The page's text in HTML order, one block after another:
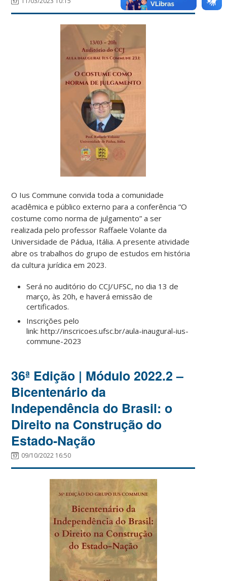
O Ius Commune convida toda a comunidade
acadêmica e público externo para a conferência “O
costume como norma de julgamento” a ser
realizada pelo professor Raffaele Volante da
Universidade de Pádua, Itália. A presente atividade
abre os trabalhos do grupo de estudos em história
da cultura jurídica em 2023.
Será no auditório do CCJ/UFSC, no dia 13 de
março, às 20h, e haverá emissão de
certificados.
Inscrições pelo
link: http://inscricoes.ufsc.br/aula-inaugural-ius-
commune-2023
36ª Edição | Módulo 2022.2 –
Bicentenário da
Independência do Brasil: o
Direito na Construção do
Estado-Nação
09/10/2022 16:50